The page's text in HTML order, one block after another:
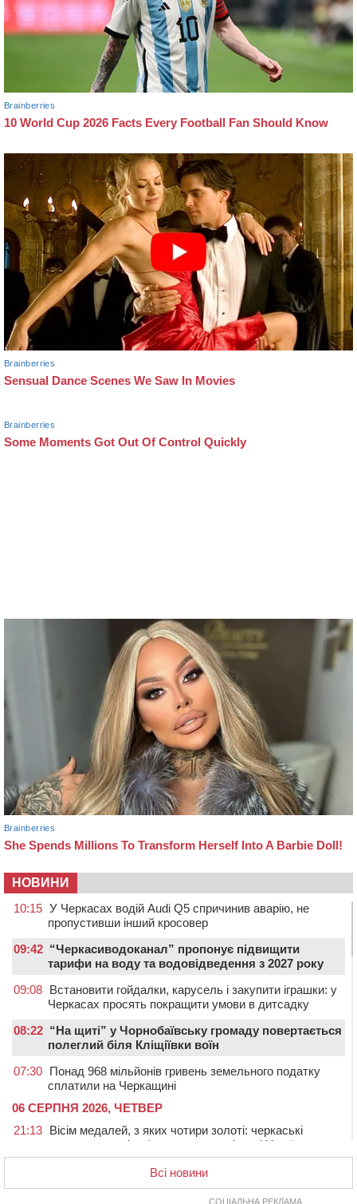
НОВИНИ
10:15 У Черкасах водій Audi Q5 спричинив аварію, не
пропустивши інший кросовер
09:42 “Черкасиводоканал” пропонує підвищити
тарифи на воду та водовідведення з 2027 року
09:08
Встановити гойдалки, карусель і закупити іграшки: у
Черкасах просять покращити умови в дитсадку
08:22 “На щиті” у Чорнобаївську громаду повертається
полеглий біля Кліщіївки воїн
07:30
Понад 968 мільйонів гривень земельного податку
сплатили на Черкащині
06 СЕРПНЯ 2026, ЧЕТВЕР
21:13
Вісім медалей, з яких чотири золоті: черкаські
спортсмени тріумфували на чемпіонаті України
На Черкащині спека протримається ще день
20:00 Педагогів Черкас запрошують на зустріч із
Всі новини
СОЦІАЛЬНА РЕКЛАМА